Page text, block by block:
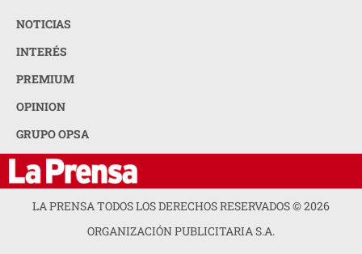
NOTICIAS
INTERÉS
PREMIUM
OPINION
GRUPO OPSA
LA PRENSA TODOS LOS DERECHOS RESERVADOS ©2026
ORGANIZACIÓN PUBLICITARIA S.A.